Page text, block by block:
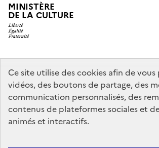
Ce site utilise des cookies afin de
vidéos, des boutons de partage, des
communication personnalisés, des
contenus de plateformes sociales et
animés et interactifs.
MINISTÈRE
DE LA CULTURE
legifrance.gouv.fr
info.gouv.fr
service-public.gouv.fr
data.gouv.fr